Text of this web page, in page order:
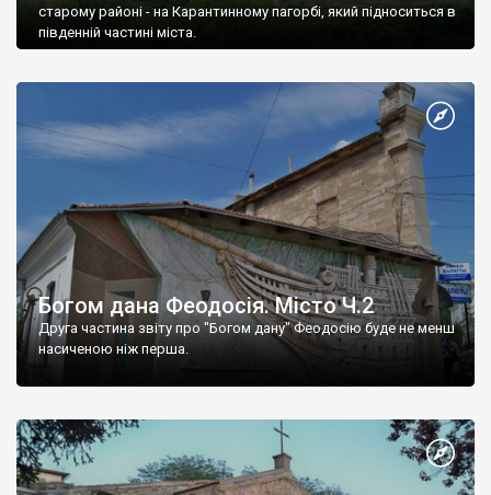
старому районі - на Карантинному пагорбі, який підноситься в
південній частині міста.
Богом дана Феодосія. Місто Ч.2
Друга частина звіту про "Богом дану" Феодосію буде не менш
насиченою ніж перша.